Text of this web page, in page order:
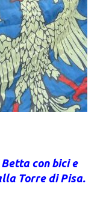
con bici e
Torre di Pisa.